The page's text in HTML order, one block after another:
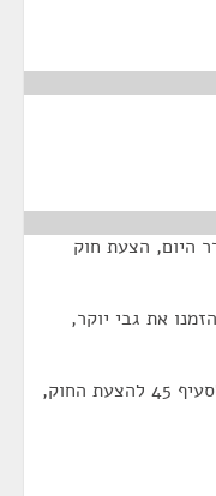
היום, הצעת חוק
את גבי יוקר,
כדי לשמוע את דעתה, במיוחד באשר לסעיף 45 להצעת החוק,